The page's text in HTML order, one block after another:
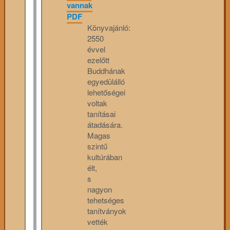
vannak
PDF
Könyvajánló:
2550
évvel
ezelőtt
Buddhának
egyedülálló
lehetőségei
voltak
tanításai
átadására.
Magas
szintű
kultúrában
élt,
s
nagyon
tehetséges
tanítványok
vették